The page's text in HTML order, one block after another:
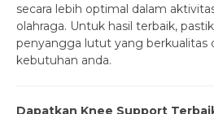
secara lebih optimal dalam
olahraga. Untuk hasil terbaik,
penyangga lutut yang berkualitas
kebutuhan anda.
Dapatkan Knee Support